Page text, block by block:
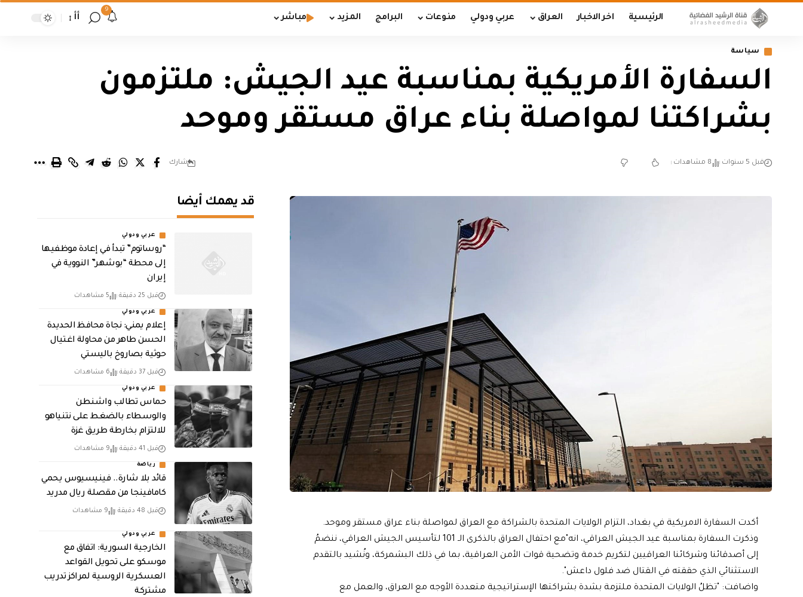
الرئيسية اخر الاخبار العراق عربي ودولي منوعات البرامج المزيد مباشر
9
أأ
سياسة
السفارة الأمريكية بمناسبة عيد الجيش: ملتزمون
بشراكتنا لمواصلة بناء عراق مستقر وموحد
قبل 5 سنوات 8 مشاهدات شارك
أكدت السفارة الامريكية في بغداد، التزام الولايات المتحدة بالشراكة مع العراق لمواصلة بناء عراق مستقر وموحد.
وذكرت السفارة بمناسبة عيد الجيش العراقي، انه"مع احتفال العراق بالذكرى الـ 101 لتأسيس الجيش العراقي، ننضمُ
إلى أصدقائنا وشركائنا العراقيين لتكريم خدمة وتضحية قوات الأمن العراقية، بما في ذلك البشمركة، ونُشيد بالتقدم
الاستثنائي الذي حققته في القتال ضد فلول داعش".
واضافت: "تظلُ الولايات المتحدة ملتزمة بشدة بشراكتها الإستراتيجية متعددة الأوجه مع العراق، والعمل مع
قد يهمك أيضا
عربي ودولي
“روساتوم” تبدأ في إعادة موظفيها
إلى محطة “بوشهر” النووية في
إيران
قبل 25 دقيقة 5 مشاهدات
عربي ودولي
إعلام يمني: نجاة محافظ الحديدة
الحسن طاهر من محاولة اغتيال
حوثية بصاروخ باليستي
قبل 37 دقيقة 6 مشاهدات
عربي ودولي
حماس تطالب واشنطن
والوسطاء بالضغط على نتنياهو
للالتزام بخارطة طريق غزة
قبل 41 دقيقة 9 مشاهدات
رياضة
قائد بلا شارة.. فينيسيوس يحمي
كامافينجا من مقصلة ريال مدريد
قبل 48 دقيقة 9 مشاهدات
عربي ودولي
الخارجية السورية: اتفاق مع
موسكو على تحويل القواعد
العسكرية الروسية لمراكز تدريب
مشتركة